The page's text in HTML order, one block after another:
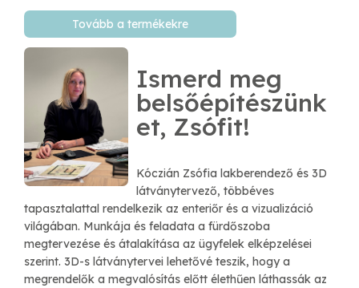
Tovább a termékekre
Ismerd meg
belsőépítészünk
et, Zsófit!
Kóczián Zsófia lakberendező és 3D
látványtervező, többéves
tapasztalattal rendelkezik az enteriőr és a vizualizáció
világában. Munkája és feladata a fürdőszoba
megtervezése és átalakítása az ügyfelek elképzelései
szerint. 3D-s látványtervei lehetővé teszik, hogy a
megrendelők a megvalósítás előtt élethűen láthassák az